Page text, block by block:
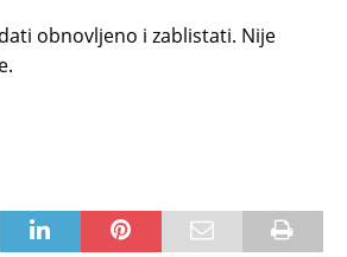
obnovljeno i zablistati. Nije